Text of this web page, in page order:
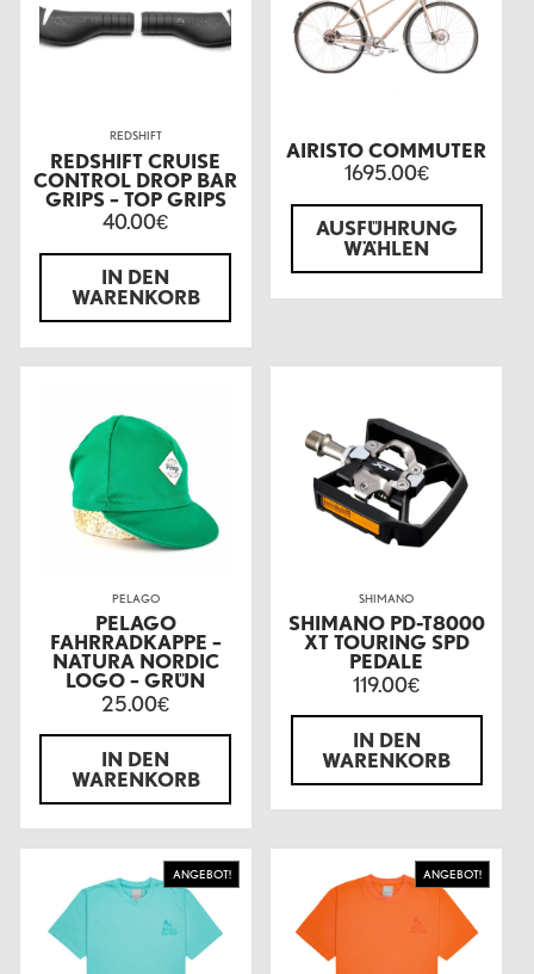
REDSHIFT
REDSHIFT CRUISE
CONTROL DROP BAR
GRIPS – TOP GRIPS
40.00€
IN DEN
WARENKORB
AIRISTO COMMUTER
1695.00€
AUSFÜHRUNG
WÄHLEN
PELAGO
PELAGO
FAHRRADKAPPE –
NATURA NORDIC
LOGO – GRÜN
25.00€
IN DEN
WARENKORB
SHIMANO
SHIMANO PD-T8000
XT TOURING SPD
PEDALE
119.00€
IN DEN
WARENKORB
ANGEBOT! ANGEBOT!